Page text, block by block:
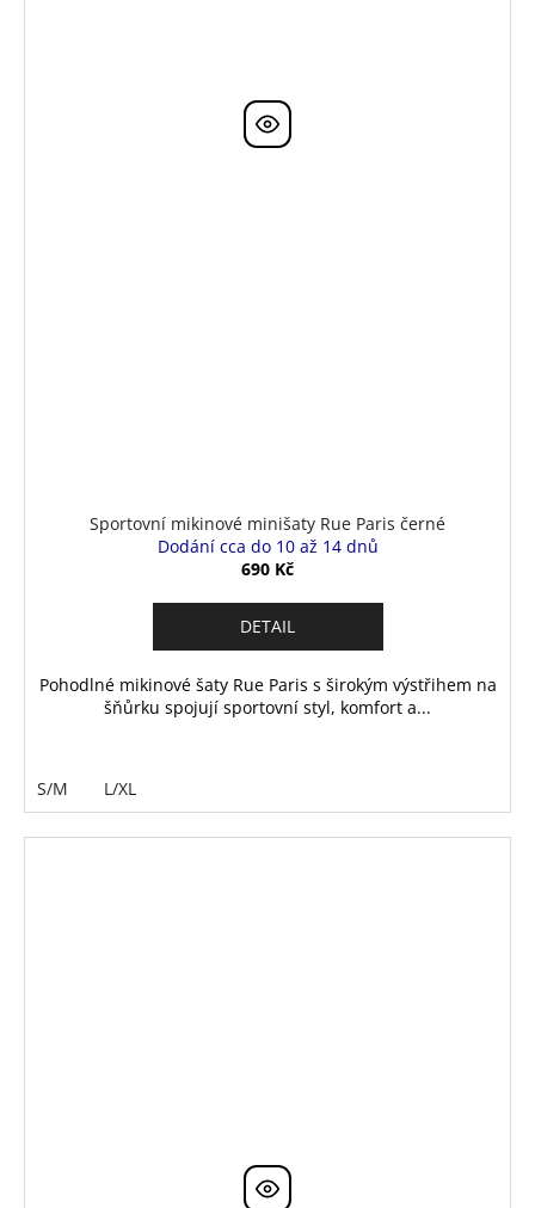
Sportovní mikinové minišaty Rue Paris černé
Dodání cca do 10 až 14 dnů
690 Kč
DETAIL
Pohodlné mikinové šaty Rue Paris s širokým výstřihem na
šňůrku spojují sportovní styl, komfort a...
S/M L/XL